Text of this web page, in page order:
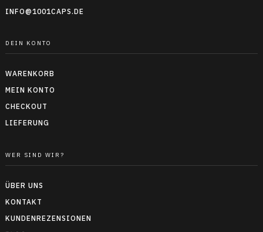
INFO@1001CAPS.DE
DEIN KONTO
WARENKORB
MEIN KONTO
CHECKOUT
LIEFERUNG
WER SIND WIR?
ÜBER UNS
KONTAKT
KUNDENREZENSIONEN